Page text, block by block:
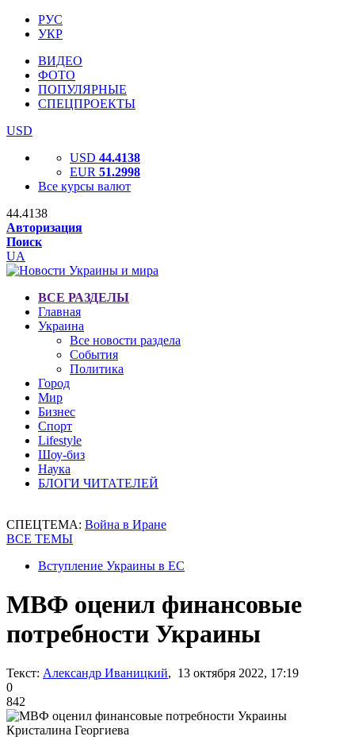
РУС
УКР
ВИДЕО
ФОТО
ПОПУЛЯРНЫЕ
СПЕЦПРОЕКТЫ
USD
USD 44.4138
EUR 51.2998
Все курсы валют
44.4138
Авторизация
Поиск
UA
ВСЕ РАЗДЕЛЫ
Главная
Украина
Все новости раздела
События
Политика
Город
Мир
Бизнес
Спорт
Lifestyle
Шоу-биз
Наука
БЛОГИ ЧИТАТЕЛЕЙ
СПЕЦТЕМА: Война в Иране
ВСЕ ТЕМЫ
Вступление Украины в ЕС
МВФ оценил финансовые
потребности Украины
Текст: Александр Иваницкий, 13 октября 2022, 17:19
0
842
Кристалина Георгиева